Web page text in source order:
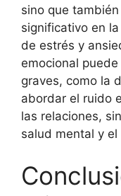
sino que
significativo en
de estrés y
emocional
graves, como la
abordar el ruido
las relaciones,
salud mental y